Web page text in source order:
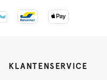
KLANTENSERVICE